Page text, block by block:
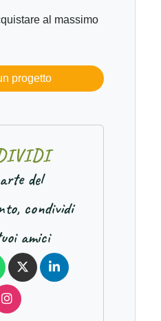
al massimo
progetto
IVIDI
del
condividi
amici